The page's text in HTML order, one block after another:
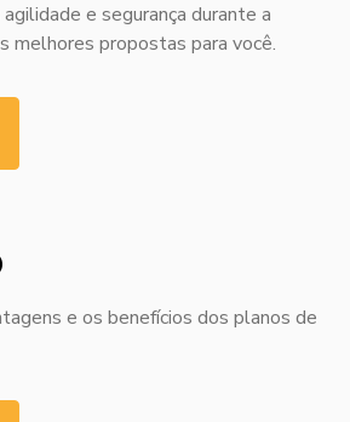
e segurança durante a
melhores propostas para você.
e os benefícios dos planos de